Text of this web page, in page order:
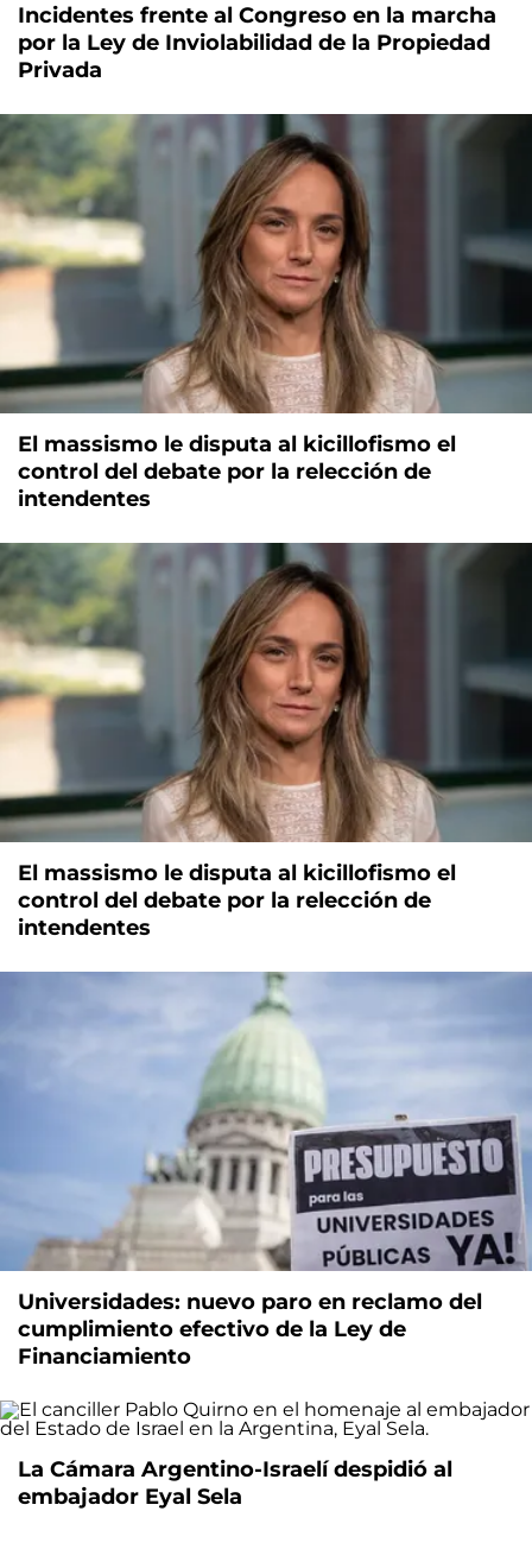
Incidentes frente al Congreso en la marcha
por la Ley de Inviolabilidad de la Propiedad
Privada
El massismo le disputa al kicillofismo el
control del debate por la relección de
intendentes
El massismo le disputa al kicillofismo el
control del debate por la relección de
intendentes
Universidades: nuevo paro en reclamo del
cumplimiento efectivo de la Ley de
Financiamiento
La Cámara Argentino-Israelí despidió al
embajador Eyal Sela